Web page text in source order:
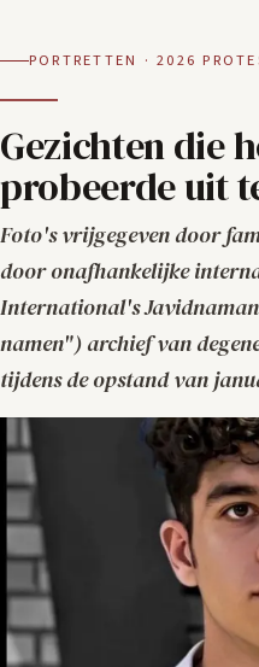
PORTRETTEN · 2026
Gezichten die
probeerde uit
Foto's vrijgegeven door
door onafhankelijke
International'sJavidnaman
namen") archief van
tijdens de opstand van